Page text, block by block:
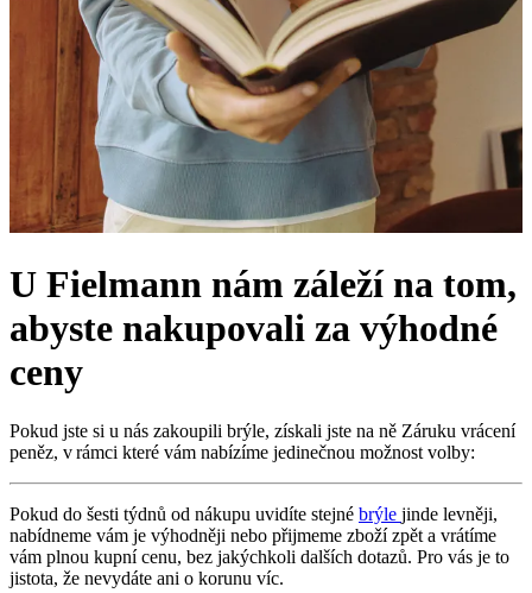
U Fielmann nám záleží na tom,
abyste nakupovali za výhodné
ceny
Pokud jste si u nás zakoupili brýle, získali jste na ně Záruku vrácení
peněz, v rámci které vám nabízíme jedinečnou možnost volby:
Pokud do šesti týdnů od nákupu uvidíte stejné brýle jinde levněji,
nabídneme vám je výhodněji nebo přijmeme zboží zpět a vrátíme
vám plnou kupní cenu, bez jakýchkoli dalších dotazů. Pro vás je to
jistota, že nevydáte ani o korunu víc.